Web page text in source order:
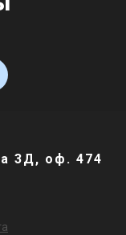
3Д, оф. 474